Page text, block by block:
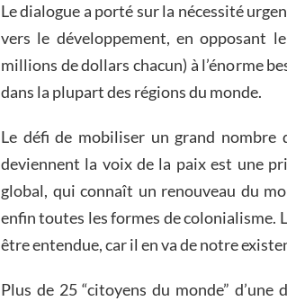
Le dialogue a porté sur la nécessité
vers le développement, en opposant
millions de dollars chacun) à l’énorme
dans la plupart des régions du monde.
Le défi de mobiliser un grand nombre
deviennent la voix de la paix est une
global, qui connaît un renouveau du
enfin toutes les formes de colonialisme.
être entendue, car il en va de notre
Plus de 25 “citoyens du monde” d’une